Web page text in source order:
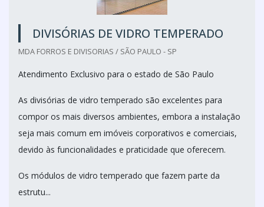
DIVISÓRIAS DE VIDRO TEMPERADO
MDA FORROS E DIVISORIAS / SÃO PAULO - SP
Atendimento Exclusivo para o estado de São Paulo
As divisórias de vidro temperado são excelentes para
compor os mais diversos ambientes, embora a instalação
seja mais comum em imóveis corporativos e comerciais,
devido às funcionalidades e praticidade que oferecem.
Os módulos de vidro temperado que fazem parte da
estrutu...